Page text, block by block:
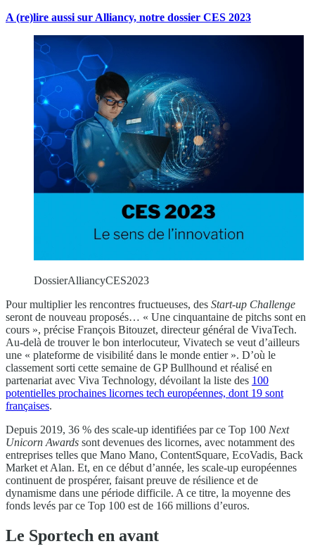
A (re)lire aussi sur Alliancy, notre dossier CES 2023
DossierAlliancyCES2023
Pour multiplier les rencontres fructueuses, des Start-up Challenge
seront de nouveau proposés… « Une cinquantaine de pitchs sont en
cours », précise François Bitouzet, directeur général de VivaTech.
Au-delà de trouver le bon interlocuteur, Vivatech se veut d’ailleurs
une « plateforme de visibilité dans le monde entier ». D’où le
classement sorti cette semaine de GP Bullhound et réalisé en
partenariat avec Viva Technology, dévoilant la liste des 100
potentielles prochaines licornes tech européennes, dont 19 sont
françaises.
Depuis 2019, 36 % des scale-up identifiées par ce Top 100 Next
Unicorn Awards sont devenues des licornes, avec notamment des
entreprises telles que Mano Mano, ContentSquare, EcoVadis, Back
Market et Alan. Et, en ce début d’année, les scale-up européennes
continuent de prospérer, faisant preuve de résilience et de
dynamisme dans une période difficile. A ce titre, la moyenne des
fonds levés par ce Top 100 est de 166 millions d’euros.
Le Sportech en avant